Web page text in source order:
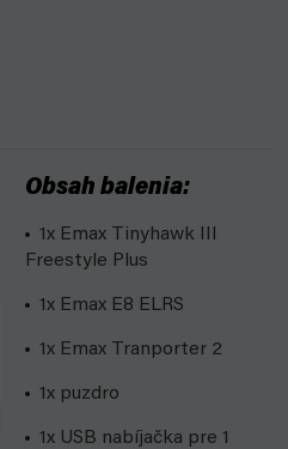
Obsah balenia:
1x Emax Tinyhawk III
Freestyle Plus
1x Emax E8 ELRS
1x Emax Tranporter 2
1x puzdro
1x USB nabíjačka pre 1